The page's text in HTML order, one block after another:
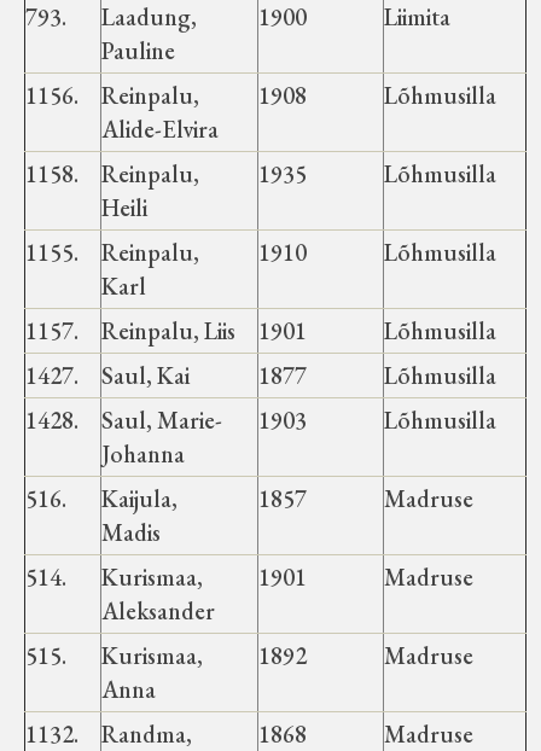
793.
Laadung,
Pauline
1900 Liimita
1156.
Reinpalu,
Alide-Elvira
1908 Lõhmusilla
1158.
Reinpalu,
Heili
1935 Lõhmusilla
1155.
Reinpalu,
Karl
1910 Lõhmusilla
1157. Reinpalu, Liis 1901
Lõhmusilla
1427.
Saul, Kai 1877
Lõhmusilla
1428.
Saul, Marie-
Johanna
1903 Lõhmusilla
516.
Kaijula,
Madis
1857 Madruse
514.
Kurismaa,
Aleksander
1901 Madruse
515.
Kurismaa,
Anna
1892 Madruse
1132.
Randma,
1868 Madruse